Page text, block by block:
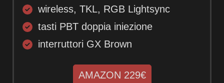
wireless, TKL, RGB Lightsync
tasti PBT doppia iniezione
interruttori GX Brown
AMAZON 229€